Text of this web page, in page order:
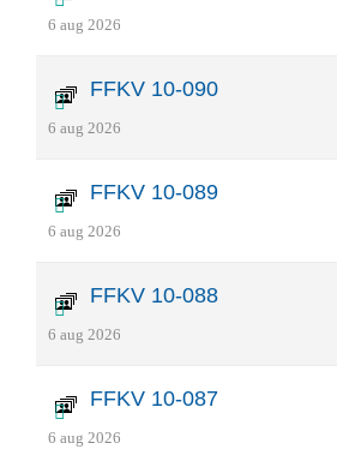
6 aug 2026
FFKV 10-090
6 aug 2026
FFKV 10-089
6 aug 2026
FFKV 10-088
6 aug 2026
FFKV 10-087
6 aug 2026